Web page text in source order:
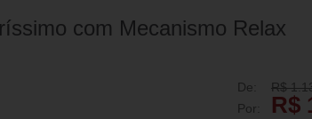
com Mecanismo Relax
De:
R$
Por:
R$